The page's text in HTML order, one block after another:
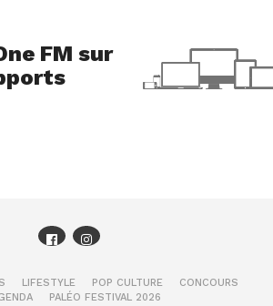
FM sur
LIFESTYLE POP CULTURE
CONCOURS
PALÉO FESTIVAL 2026